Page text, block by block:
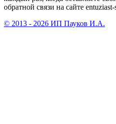
обратной связи на сайте entuziast-
© 2013 - 2026 ИП Пауков И.А.